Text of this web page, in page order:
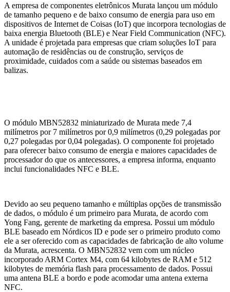
A empresa de componentes eletrônicos Murata lançou um módulo
de tamanho pequeno e de baixo consumo de energia para uso em
dispositivos de Internet de Coisas (IoT) que incorpora tecnologias de
baixa energia Bluetooth (BLE) e Near Field Communication (NFC).
A unidade é projetada para empresas que criam soluções IoT para
automação de residências ou de construção, serviços de
proximidade, cuidados com a saúde ou sistemas baseados em
balizas.
O módulo MBN52832 miniaturizado de Murata mede 7,4
milímetros por 7 milímetros por 0,9 milímetros (0,29 polegadas por
0,27 polegadas por 0,04 polegadas). O componente foi projetado
para oferecer baixo consumo de energia e maiores capacidades de
processador do que os antecessores, a empresa informa, enquanto
inclui funcionalidades NFC e BLE.
Devido ao seu pequeno tamanho e múltiplas opções de transmissão
de dados, o módulo é um primeiro para Murata, de acordo com
Yong Fang, gerente de marketing da empresa. Possui um módulo
BLE baseado em Nórdicos ID e pode ser o primeiro produto como
ele a ser oferecido com as capacidades de fabricação de alto volume
da Murata, acrescenta. O MBN52832 vem com um núcleo
incorporado ARM Cortex M4, com 64 kilobytes de RAM e 512
kilobytes de memória flash para processamento de dados. Possui
uma antena BLE a bordo e pode acomodar uma antena externa
NFC.